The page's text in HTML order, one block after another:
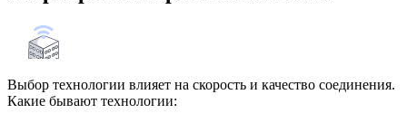
Выбор технологии влияет на скорость и качество соединения.
Какие бывают технологии: